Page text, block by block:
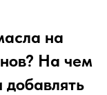
на
На чем